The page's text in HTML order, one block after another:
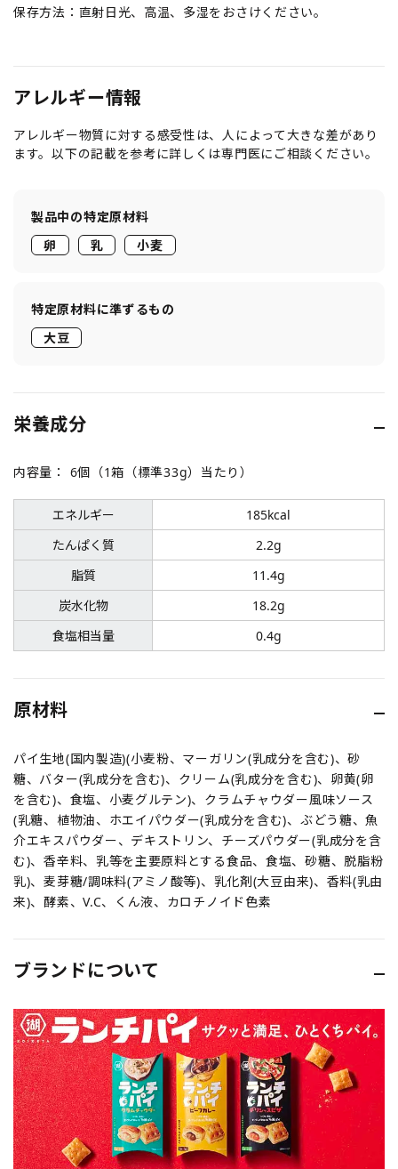
保存方法：直射日光、高温、多湿をおさけください。
アレルギー情報
アレルギー物質に対する感受性は、人によって大きな差があり
ます。以下の記載を参考に詳しくは専門医にご相談ください。
製品中の特定原材料
卵
乳 小麦
特定原材料に準ずるもの
大豆
栄養成分
内容量： 6個（1箱（標準33g）当たり）
エネルギー
たんぱく質
脂質
炭水化物
食塩相当量
185kcal
2.2g
11.4g
18.2g
0.4g
原材料
パイ生地(国内製造)(小麦粉、マーガリン(乳成分を含む)、砂
糖、バター(乳成分を含む)、クリーム(乳成分を含む)、卵黄(卵
を含む)、食塩、小麦グルテン)、クラムチャウダー風味ソース
(乳糖、植物油、ホエイパウダー(乳成分を含む)、ぶどう糖、魚
介エキスパウダー、デキストリン、チーズパウダー(乳成分を含
む)、香辛料、乳等を主要原料とする食品、食塩、砂糖、脱脂粉
乳)、麦芽糖/調味料(アミノ酸等)、乳化剤(大豆由来)、香料(乳由
来)、酵素、V.C、くん液、カロチノイド色素
ブランドについて